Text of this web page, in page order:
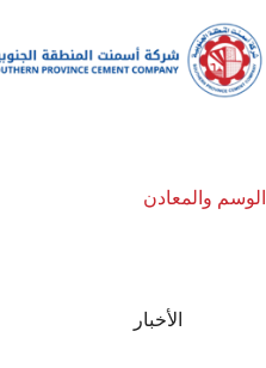
الوسم والمعادن
الأخبار